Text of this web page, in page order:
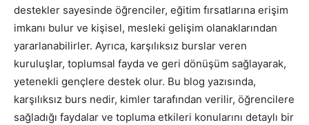
destekler sayesinde öğrenciler, eğitim fırsatlarına erişim
imkanı bulur ve kişisel, mesleki gelişim olanaklarından
yararlanabilirler. Ayrıca, karşılıksız burslar veren
kuruluşlar, toplumsal fayda ve geri dönüşüm sağlayarak,
yetenekli gençlere destek olur. Bu blog yazısında,
karşılıksız burs nedir, kimler tarafından verilir, öğrencilere
sağladığı faydalar ve topluma etkileri konularını detaylı bir